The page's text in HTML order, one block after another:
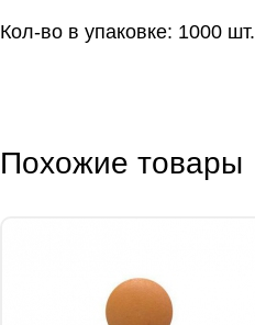
Кол-во в упаковке: 1000 шт.
Похожие товары